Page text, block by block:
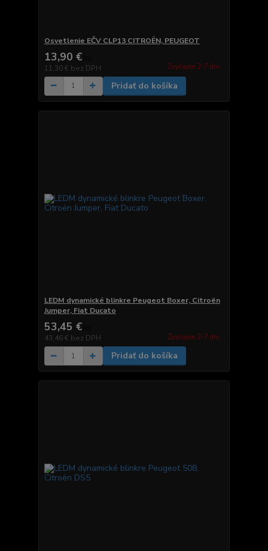
Osvetlenie EČV CLP13 CITROËN, PEUGEOT
13,90 €
11,30 € bez DPH Zvyčajne 2-7 dni.
Pridať do košíka
LEDM dynamické blinkre Peugeot Boxer, Citroën
Jumper, Fiat Ducato
53,45 €
43,46 € bez DPH Zvyčajne 2-7 dni.
Pridať do košíka